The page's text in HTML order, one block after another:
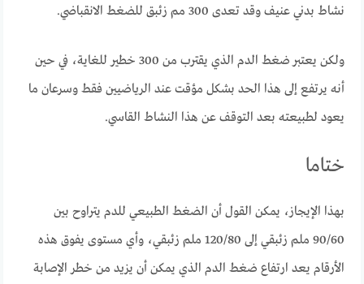
نشاط بدني عنيف وقد تعدى 300 مم زئبق للضغط الانقباضي.
ولكن يعتبر ضغط الدم الذي يقترب من 300 خطير للغاية
، في حين
أنه يرتفع إلى هذا الحد بشكل مؤقت عند الرياضيين فقط وسرعان ما
يعود لطبيعته بعد التوقف عن هذا النشاط القاسي.
ختاما
بهذا الإيجاز، يمكن القول أن الضغط الطبيعي للدم يتراوح بين
90/60 ملم زئبقي إلى 120/80 ملم زئبقي، وأي مستوى يفوق هذه
الأرقام يعد ارتفاع ضغط الدم الذي يمكن أن يزيد من خطر الإصابة